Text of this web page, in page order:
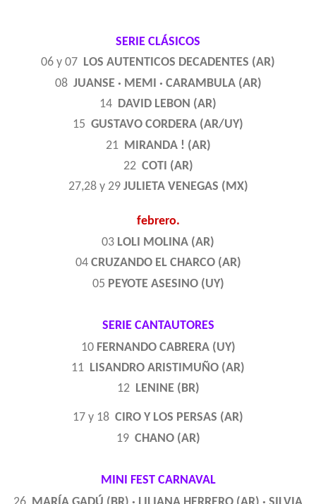
SERIE CLÁSICOS
06 y 07 LOS AUTENTICOS DECADENTES (AR)
08 JUANSE · MEMI · CARAMBULA (AR)
14 DAVID LEBON (AR)
15 GUSTAVO CORDERA (AR/UY)
21 MIRANDA ! (AR)
22 COTI (AR)
27,28 y 29 JULIETA VENEGAS (MX)
febrero.
03 LOLI MOLINA (AR)
04 CRUZANDO EL CHARCO (AR)
05 PEYOTE ASESINO (UY)
SERIE CANTAUTORES
10 FERNANDO CABRERA (UY)
11 LISANDRO ARISTIMUÑO (AR)
12 LENINE (BR)
17 y 18 CIRO Y LOS PERSAS (AR)
19 CHANO (AR)
MINI FEST CARNAVAL